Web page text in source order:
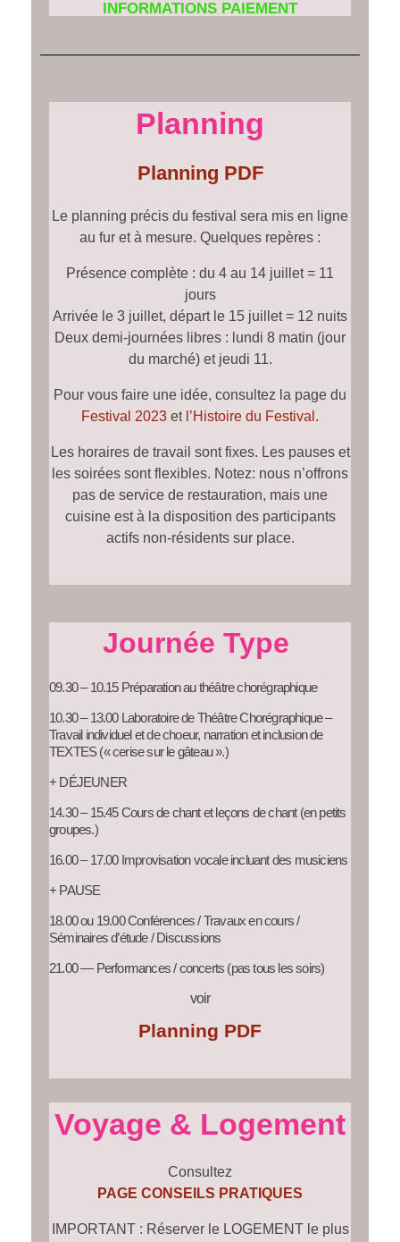
INFORMATIONS PAIEMENT
Planning
Planning PDF
Le planning précis du festival sera mis en ligne
au fur et à mesure. Quelques repères :
Présence complète : du 4 au 14 juillet = 11
jours
Arrivée le 3 juillet, départ le 15 juillet = 12 nuits
Deux demi-journées libres : lundi 8 matin (jour
du marché) et jeudi 11.
Pour vous faire une idée, consultez la page du
Festival 2023 et l’Histoire du Festival.
Les horaires de travail sont fixes. Les pauses et
les soirées sont flexibles. Notez: nous n’offrons
pas de service de restauration, mais une
cuisine est à la disposition des participants
actifs non-résidents sur place.
Journée Type
09.30 – 10.15 Préparation au théâtre chorégraphique
10.30 – 13.00 Laboratoire de Théâtre Chorégraphique –
Travail individuel et de choeur, narration et inclusion de
TEXTES (« cerise sur le gâteau ».)
+ DÉJEUNER
14.30 – 15.45 Cours de chant et leçons de chant (en petits
groupes.)
16.00 – 17.00 Improvisation vocale incluant des musiciens
+ PAUSE
18.00 ou 19.00 Conférences / Travaux en cours /
Séminaires d’étude / Discussions
21.00 — Performances / concerts (pas tous les soirs)
voir
Planning PDF
Voyage & Logement
Consultez
PAGE CONSEILS PRATIQUES
IMPORTANT : Réserver le LOGEMENT le plus